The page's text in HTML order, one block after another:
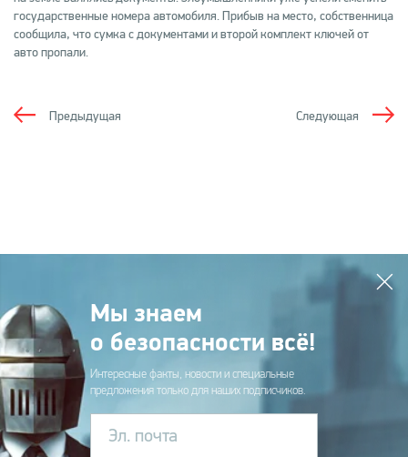
государственные номера автомобиля. Прибыв на место, собственница
сообщила, что сумка с документами и второй комплект ключей от
авто пропали.
Следующая
Предыдущая
Мы знаем
о безопасности всё!
Интересные факты, новости и специальные
предложения только для наших подписчиков.
Эл. почта